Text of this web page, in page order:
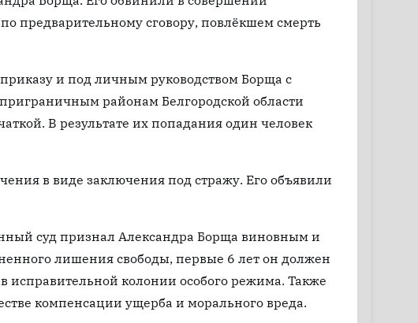
предварительному сговору, повлёкшем смерть
и под личным руководством Борща с
районам Белгородской области
В результате их попадания один человек
в виде заключения под стражу. Его объявили
суд признал Александра Борща виновным и
лишения свободы, первые 6 лет он должен
исправительной колонии особого режима. Также
компенсации ущерба и морального вреда.